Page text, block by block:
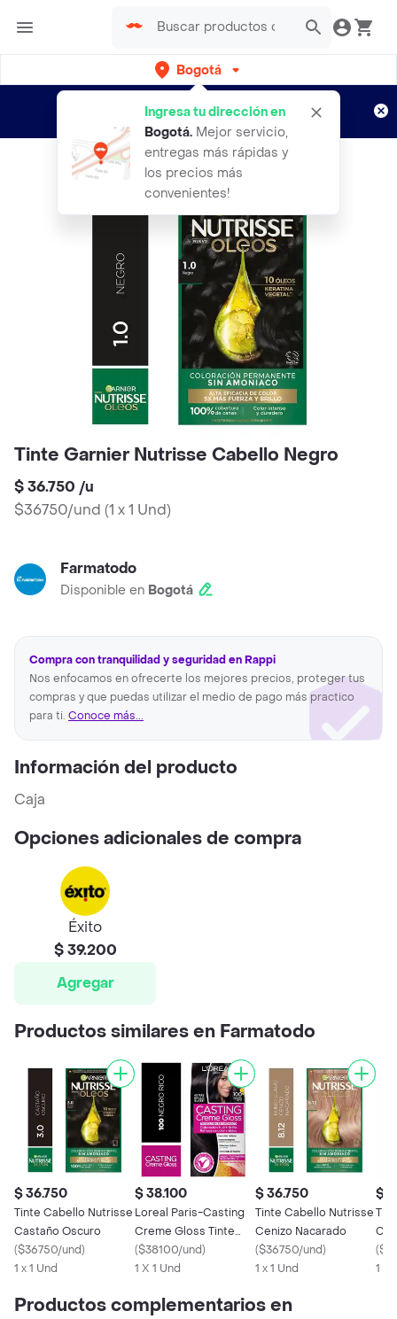
Bogotá
Ingresa tu dirección en
Bogotá. Mejor servicio,
entregas más rápidas y
los precios más
convenientes!
envíos gratis por semanas
Aplican TyC
Tinte Garnier Nutrisse Cabello Negro
$ 36.750 /u
$36750/und (1 x 1 Und)
Farmatodo
Disponible en Bogotá
Compra con tranquilidad y seguridad en Rappi
Nos enfocamos en ofrecerte los mejores precios, proteger tus
compras y que puedas utilizar el medio de pago más practico
para ti. Conoce más...
Información del producto
Caja
Opciones adicionales de compra
Éxito
$ 39.200
Agregar
Productos similares en Farmatodo
$ 36.750
Tinte Cabello Nutrisse
Castaño Oscuro
($36750/und)
1 x 1 Und
$ 38.100
Loreal Paris-Casting
Creme Gloss Tinte
Capilar 100 Negro
Rico
($38100/und)
1 X 1 Und
$ 36.750
Tinte Cabello Nutrisse
Cenizo Nacarado
($36750/und)
1 x 1 Und
$
(
1 x
Productos complementarios en